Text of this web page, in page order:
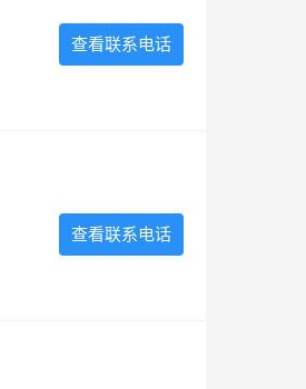
查看联系电话
查看联系电话